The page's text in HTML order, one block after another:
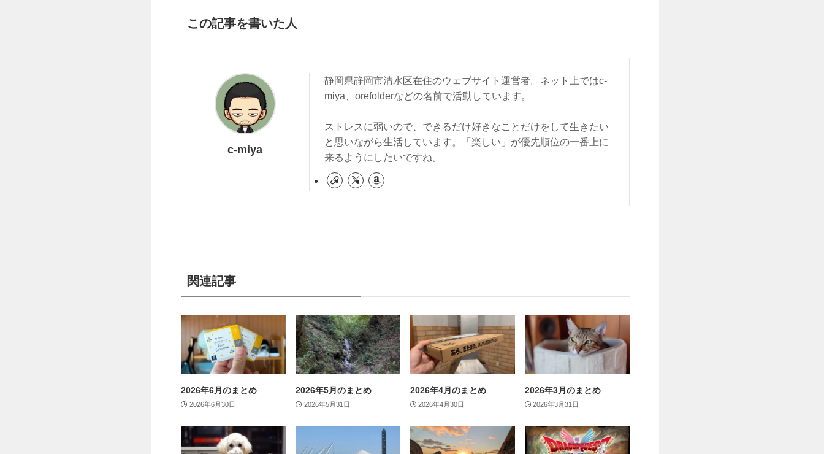
この記事を書いた人
c-miya
静岡県静岡市清水区在住のウェブサイト運営者。ネット上ではc-
miya、orefolderなどの名前で活動しています。
ストレスに弱いので、できるだけ好きなことだけをして生きたい
と思いながら生活しています。「楽しい」が優先順位の一番上に
来るようにしたいですね。
関連記事
2026年6月のまとめ
2026年6月30日
2026年5月のまとめ
2026年5月31日
2026年4月のまとめ
2026年4月30日
2026年3月のまとめ
2026年3月31日